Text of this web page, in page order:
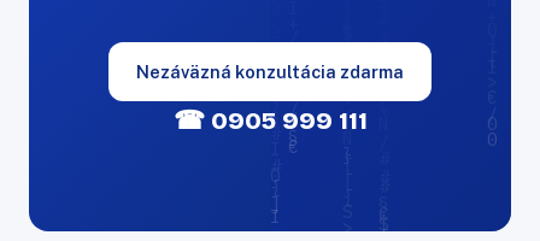
Nezáväzná konzultácia zdarma
☎ 0905 999 111